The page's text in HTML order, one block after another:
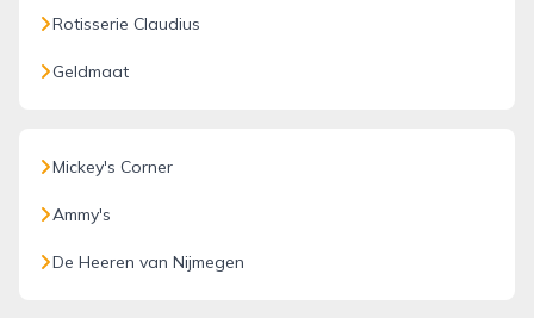
Rotisserie Claudius
Geldmaat
Mickey's Corner
Ammy's
De Heeren van Nijmegen